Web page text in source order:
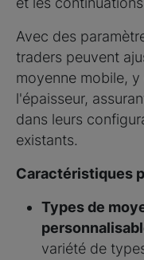
Avec des
traders peuvent
moyenne mobile,
l'épaisseur,
dans leurs
existants.
Caractéristiques
Types de
variété de